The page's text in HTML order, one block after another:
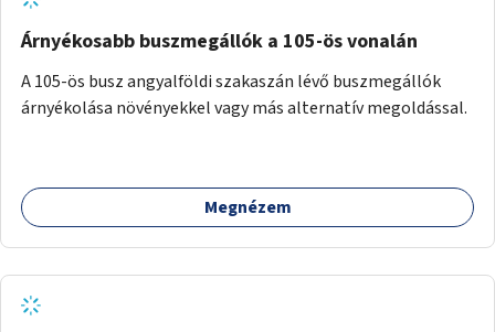
Árnyékosabb buszmegállók a 105-ös vonalán
A 105-ös busz angyalföldi szakaszán lévő buszmegállók
árnyékolása növényekkel vagy más alternatív megoldással.
Megnézem